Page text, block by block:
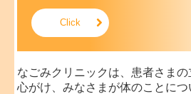
Click
なごみクリニックは、患者さま
心がけ、みなさまが体のことに